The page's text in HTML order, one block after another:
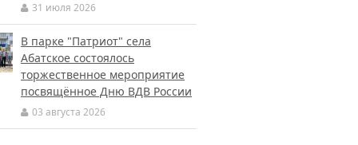
31 июля 2026
В парке "Патриот" села
Абатское состоялось
торжественное мероприятие
посвящённое Дню ВДВ России
03 августа 2026